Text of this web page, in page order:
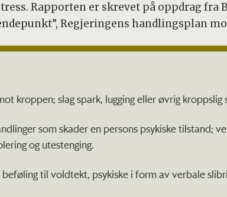
Rapporten er skrevet på oppdrag fra
Regjeringens handlingsplan
kroppen; slag spark, lugging eller øvrig kroppslig
som skader en persons psykiske tilstand;
og utestenging.
til voldtekt, psykiske i form av verbale